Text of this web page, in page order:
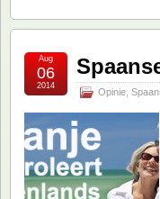
Opinie
Aug
06
2014